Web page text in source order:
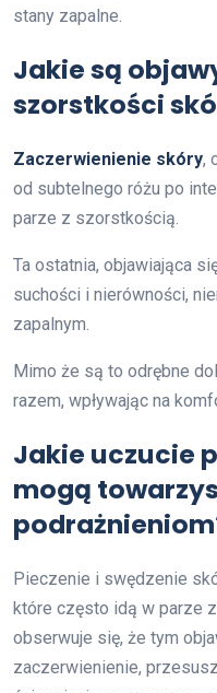
stany zapalne.
Jakie są
szorstkości
Zaczerwienienie skóry,
od subtelnego różu po
parze z szorstkością.
Ta ostatnia, objawiająca
suchości i nierówności,
zapalnym.
Mimo że są to odrębne
razem, wpływając na
Jakie uczucie
mogą
Pieczenie i swędzenie
które często idą w parze
obserwuje się, że tym
zaczerwienienie,